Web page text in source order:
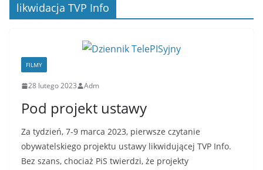
likwidacja TVP Info
FILMY
28 lutego 2023 Adm
Pod projekt ustawy
Za tydzień, 7-9 marca 2023, pierwsze czytanie
obywatelskiego projektu ustawy likwidującej TVP Info.
Bez szans, chociaż PiS twierdzi, że projekty